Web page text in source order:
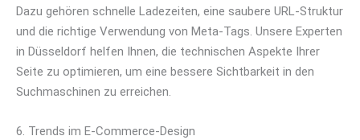
Dazu gehören schnelle Ladezeiten, eine saubere URL-Struktur
und die richtige Verwendung von Meta-Tags. Unsere Experten
in Düsseldorf helfen Ihnen, die technischen Aspekte Ihrer
Seite zu optimieren, um eine bessere Sichtbarkeit in den
Suchmaschinen zu erreichen.
6. Trends im E-Commerce-Design